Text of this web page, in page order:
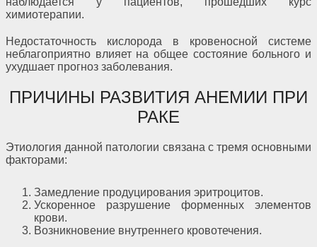
химиотерапии.
Недостаточность кислорода в кровеносной системе
неблагоприятно влияет на общее состояние больного и
ухудшает прогноз заболевания.
ПРИЧИНЫ РАЗВИТИЯ АНЕМИИ ПРИ
РАКЕ
Этиология данной патологии связана с тремя основными
факторами:
Замедление продуцирования эритроцитов.
Ускоренное разрушение форменных элементов
крови.
Возникновение внутреннего кровотечения.